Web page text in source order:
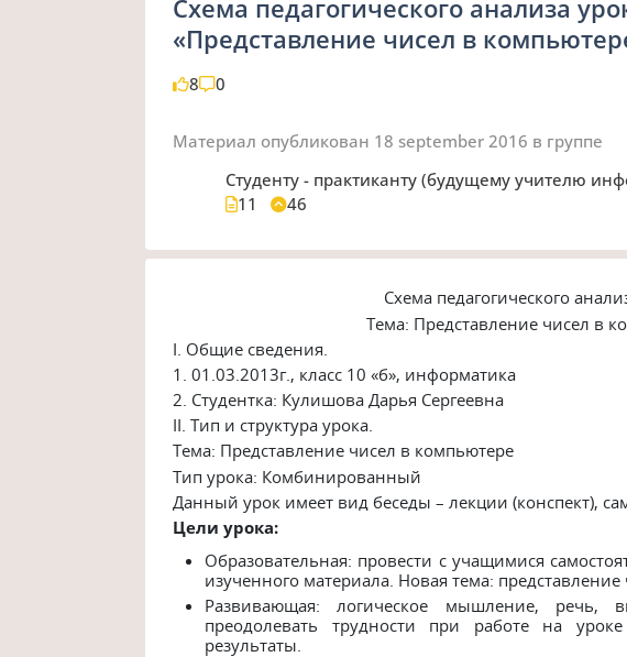
Схема педагогического анализа
«Представление чисел в
8 0
Материал опубликован 18 september 2016 в группе
Студенту - практиканту (будущему учителю
11
46
Схема педагогического
Тема: Представление чисел в
I. Общие сведения.
1. 01.03.2013г., класс 10 «б», информатика
2. Студентка: Кулишова Дарья Сергеевна
II. Тип и структура урока.
Тема: Представление чисел в компьютере
Тип урока: Комбинированный
Данный урок имеет вид беседы – лекции (конспект),
Цели урока:
Образовательная: провести с учащимися
изученного материала. Новая тема:
Развивающая: логическое мышление, речь,
преодолевать трудности при работе на
результаты.